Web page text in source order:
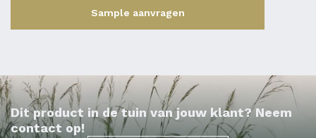
Sample aanvragen
Dit product in de tuin van jouw klant? Neem
contact op!